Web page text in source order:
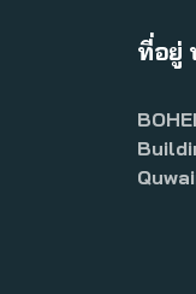
ที่อยู่